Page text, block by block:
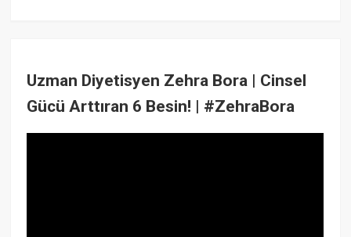
Uzman Diyetisyen Zehra Bora | Cinsel
Gücü Arttıran 6 Besin! | #ZehraBora